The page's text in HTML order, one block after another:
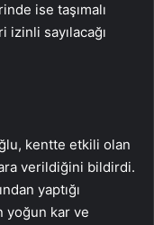
ise taşımalı
sayılacağı
kentte etkili olan
verildiğini bildirdi.
yaptığı
yoğun kar ve